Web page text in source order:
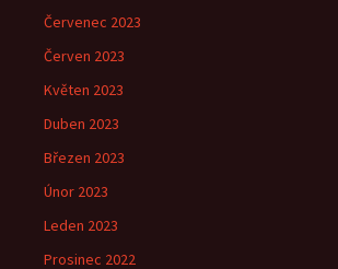
Červenec 2023
Červen 2023
Květen 2023
Duben 2023
Březen 2023
Únor 2023
Leden 2023
Prosinec 2022